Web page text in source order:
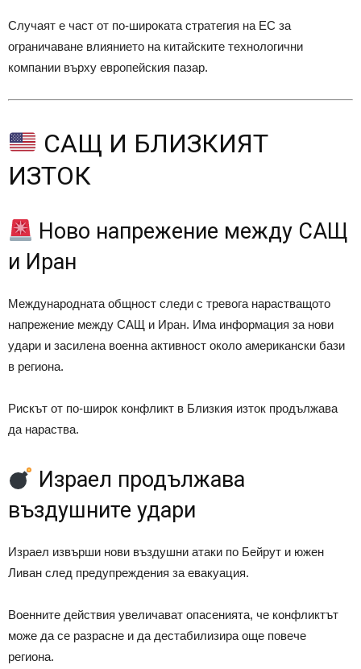
Случаят е част от по-широката стратегия на ЕС за
ограничаване влиянието на китайските технологични
компании върху европейския пазар.
САЩ И БЛИЗКИЯТ
ИЗТОК
Ново напрежение между САЩ
и Иран
Международната общност следи с тревога нарастващото
напрежение между САЩ и Иран. Има информация за нови
удари и засилена военна активност около американски бази
в региона.
Рискът от по-широк конфликт в Близкия изток продължава
да нараства.
Израел продължава
въздушните удари
Израел извърши нови въздушни атаки по Бейрут и южен
Ливан след предупреждения за евакуация.
Военните действия увеличават опасенията, че конфликтът
може да се разрасне и да дестабилизира още повече
региона.